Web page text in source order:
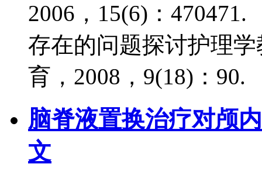
2006，15(6)：
存在的问题探讨护理
育，2008，9(18)：90.
脑脊液置换治疗对颅
文